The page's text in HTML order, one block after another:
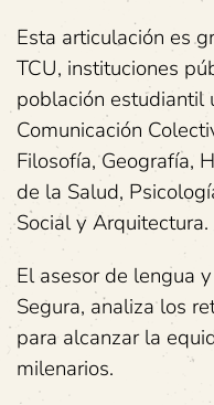
Esta articulación es
TCU, instituciones
población estudiantil
Comunicación
Filosofía, Geografía,
de la Salud,
Social y Arquitectura.
El asesor de lengua
Segura, analiza los
para alcanzar la
milenarios.